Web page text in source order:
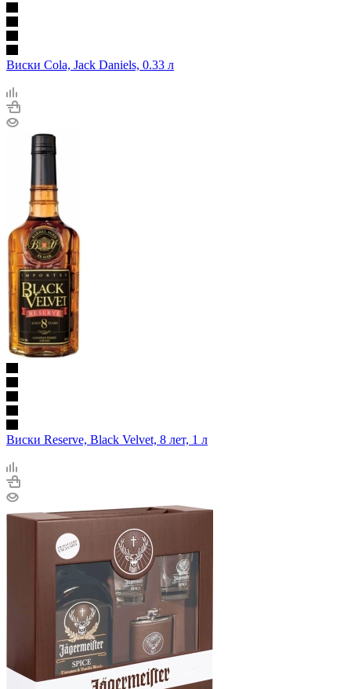
Виски Cola, Jack Daniels, 0.33 л
Виски Reserve, Black Velvet, 8 лет, 1 л